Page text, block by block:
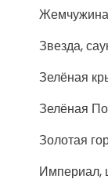
Звезда,
Зелёная
Зелёная
Золотая
Империал,